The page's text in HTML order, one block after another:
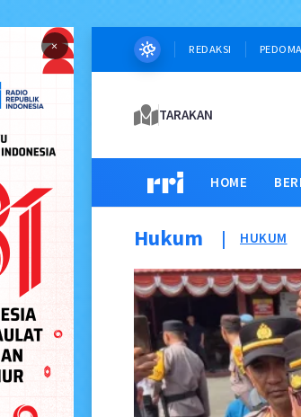
× REDAKSI
TARAKAN
HOME
Hukum | HUKUM